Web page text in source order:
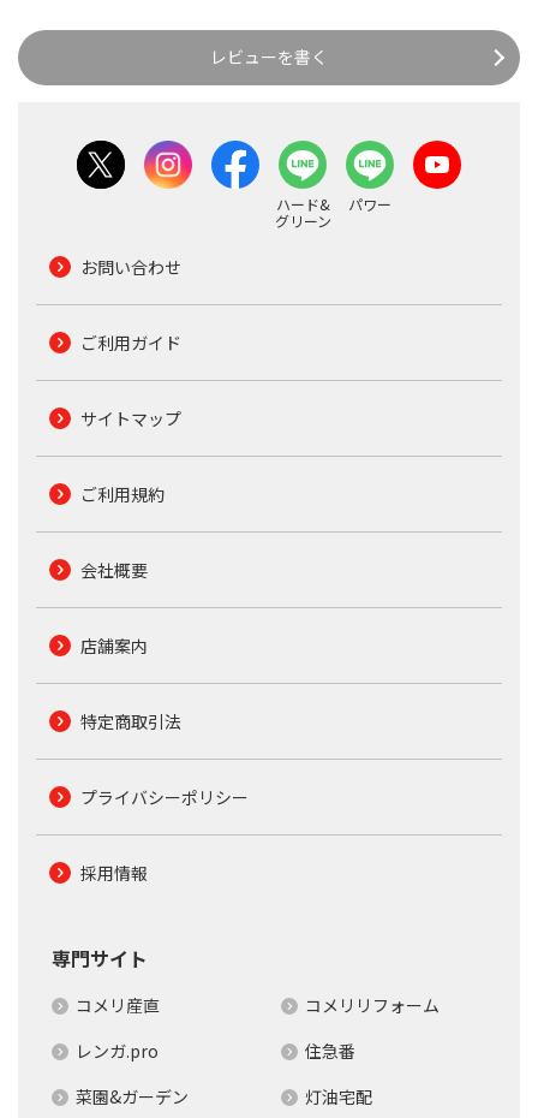
レビューを書く
ハード&
グリーン
パワー
お問い合わせ
ご利用ガイド
サイトマップ
ご利用規約
会社概要
店舗案内
特定商取引法
プライバシーポリシー
採用情報
専門サイト
コメリ産直
コメリリフォーム
レンガ.pro
住急番
菜園&ガーデン
灯油宅配